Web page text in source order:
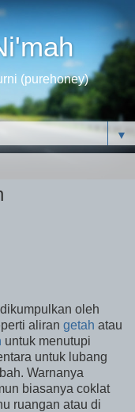
(purehoney)
▼
oleh
aliran getah atau
untuk menutupi
untuk lubang
Warnanya
biasanya coklat
ruangan atau di